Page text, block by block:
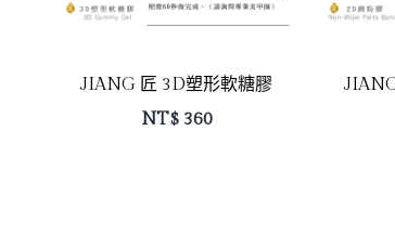
JIANG 匠 3D塑形軟糖膠
NT$360